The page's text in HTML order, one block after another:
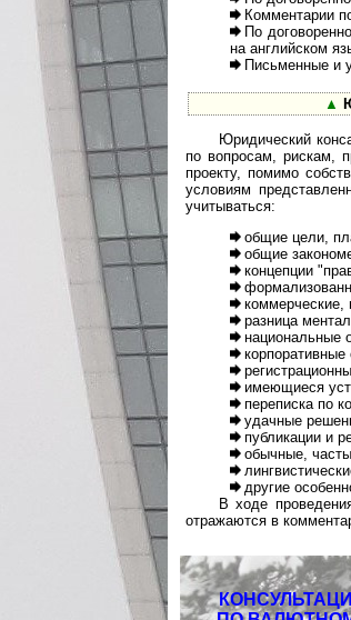
Комментарии
По
на английском
Письменные и
▲
Юридический
по вопросам, рискам,
проекту, помимо
условиям
учитываться:
общие цели,
общие
концепции
коммерческие,
разница
национальные
корпоративные
имеющиеся
переписка по
удачные
публикации и
обычные,
другие
В ходе
отражаются в